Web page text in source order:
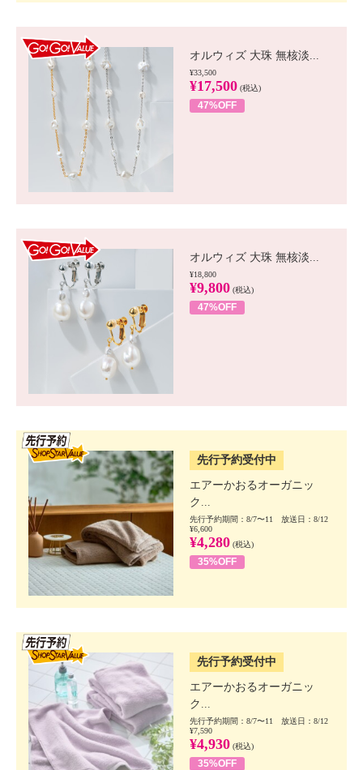
オルウィズ 大珠 無核淡...
¥33,500
¥17,500 (税込)
47%OFF
オルウィズ 大珠 無核淡...
¥18,800
¥9,800 (税込)
47%OFF
先行予約受付中
エアーかおるオーガニッ
ク...
先行予約期間：8/7〜11 放送日：8/12
¥6,600
¥4,280 (税込)
35%OFF
先行予約受付中
エアーかおるオーガニッ
ク...
先行予約期間：8/7〜11 放送日：8/12
¥7,590
¥4,930 (税込)
35%OFF